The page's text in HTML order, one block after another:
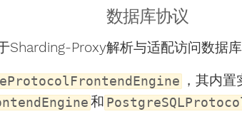
数据库协议
Sharding-Proxy解析与适配访问数据库
，其内
和